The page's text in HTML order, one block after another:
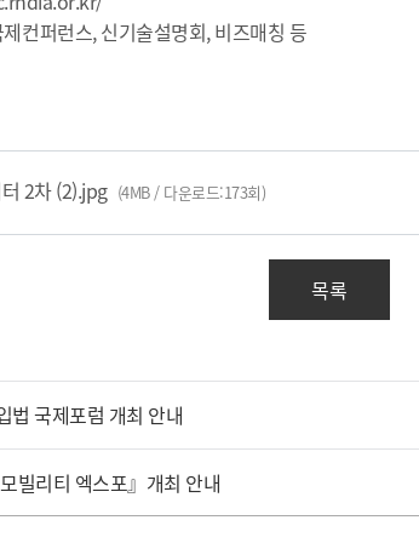
컨퍼런스, 신기술설명회, 비즈매칭 등
2차 (2).jpg (4MB / 다운로드:173회)
목록
법 국제포럼 개최 안내
빌리티 엑스포』개최 안내